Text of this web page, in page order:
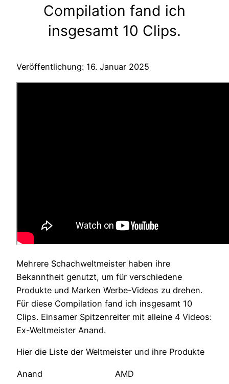
Compilation fand ich
insgesamt 10 Clips.
Veröffentlichung: 16. Januar 2025
Mehrere Schachweltmeister haben ihre
Bekanntheit genutzt, um für verschiedene
Produkte und Marken Werbe-Videos zu drehen.
Für diese Compilation fand ich insgesamt 10
Clips. Einsamer Spitzenreiter mit alleine 4 Videos:
Ex-Weltmeister Anand.
Hier die Liste der Weltmeister und ihre Produkte
Anand
AMD